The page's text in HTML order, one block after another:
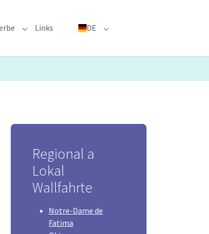
"Große Ereignisse"
Submenu for "Kulturerbe"
Links DE Submenu for "DE"
Regional a
Lokal
Wallfahrte
Notre-Dame de
Fatima